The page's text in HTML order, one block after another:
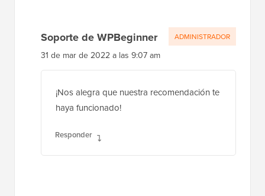
Soporte de WPBeginner
31 de mar de 2022 a las 9:07 am
¡Nos alegra que nuestra recomendación te
haya funcionado!
Responder
ADMINISTRADOR